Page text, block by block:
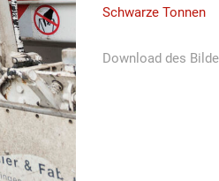
Schwarze Tonnen
Download des